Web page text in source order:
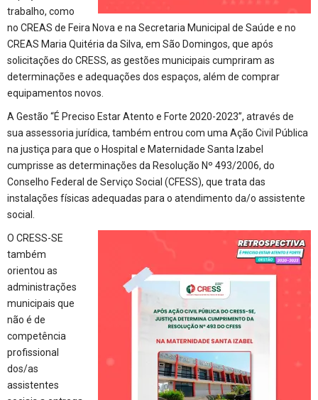
trabalho, como
no CREAS de Feira Nova e na Secretaria Municipal de Saúde e no
CREAS Maria Quitéria da Silva, em São Domingos, que após
solicitações do CRESS, as gestões municipais cumpriram as
determinações e adequações dos espaços, além de comprar
equipamentos novos.
A Gestão “É Preciso Estar Atento e Forte 2020-2023”, através de
sua assessoria jurídica, também entrou com uma Ação Civil Pública
na justiça para que o Hospital e Maternidade Santa Izabel
cumprisse as determinações da Resolução Nº 493/2006, do
Conselho Federal de Serviço Social (CFESS), que trata das
instalações físicas adequadas para o atendimento da/o assistente
social.
O CRESS-SE
também
orientou as
administrações
municipais que
não é de
competência
profissional
dos/as
assistentes